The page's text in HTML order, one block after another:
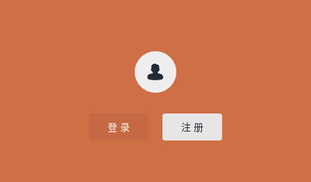

登 录 注 册